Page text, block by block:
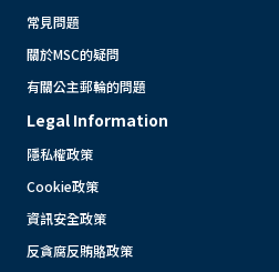
常見問題
關於MSC的疑問
有關公主郵輪的問題
Legal Information
隱私權政策
Cookie政策
資訊安全政策
反貪腐反賄賂政策